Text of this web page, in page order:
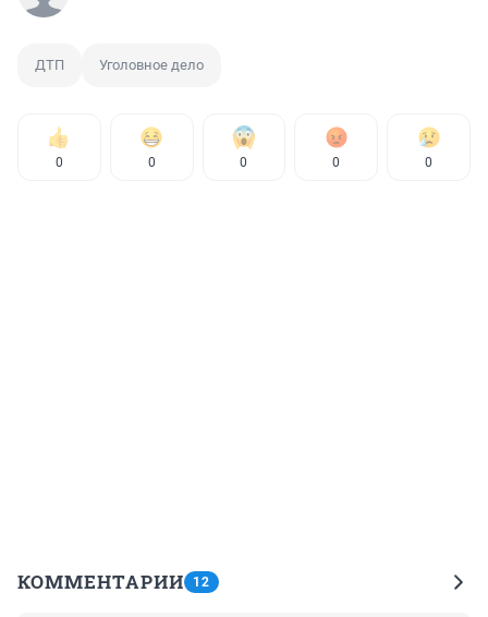
ДТП Уголовное дело
0 0 0 0 0
КОММЕНТАРИИ 12